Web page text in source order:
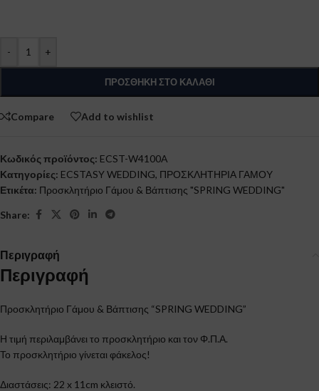
- +
ΠΡΟΣΘΉΚΗ ΣΤΟ ΚΑΛΆΘΙ
Compare Add to wishlist
Κωδικός προϊόντος: ECST-W4100A
Κατηγορίες: ECSTASY WEDDING, ΠΡΟΣΚΛΗΤΗΡΙΑ ΓΑΜΟΥ
Ετικέτα: Προσκλητήριο Γάμου & Βάπτισης "SPRING WEDDING"
Share:
Περιγραφή
Περιγραφή
Προσκλητήριο Γάμου & Βάπτισης “SPRING WEDDING”
Η τιμή περιλαμβάνει το προσκλητήριο και τον Φ.Π.Α.
Το προσκλητήριο γίνεται φάκελος!
Διαστάσεις: 22 x 11cm κλειστό.